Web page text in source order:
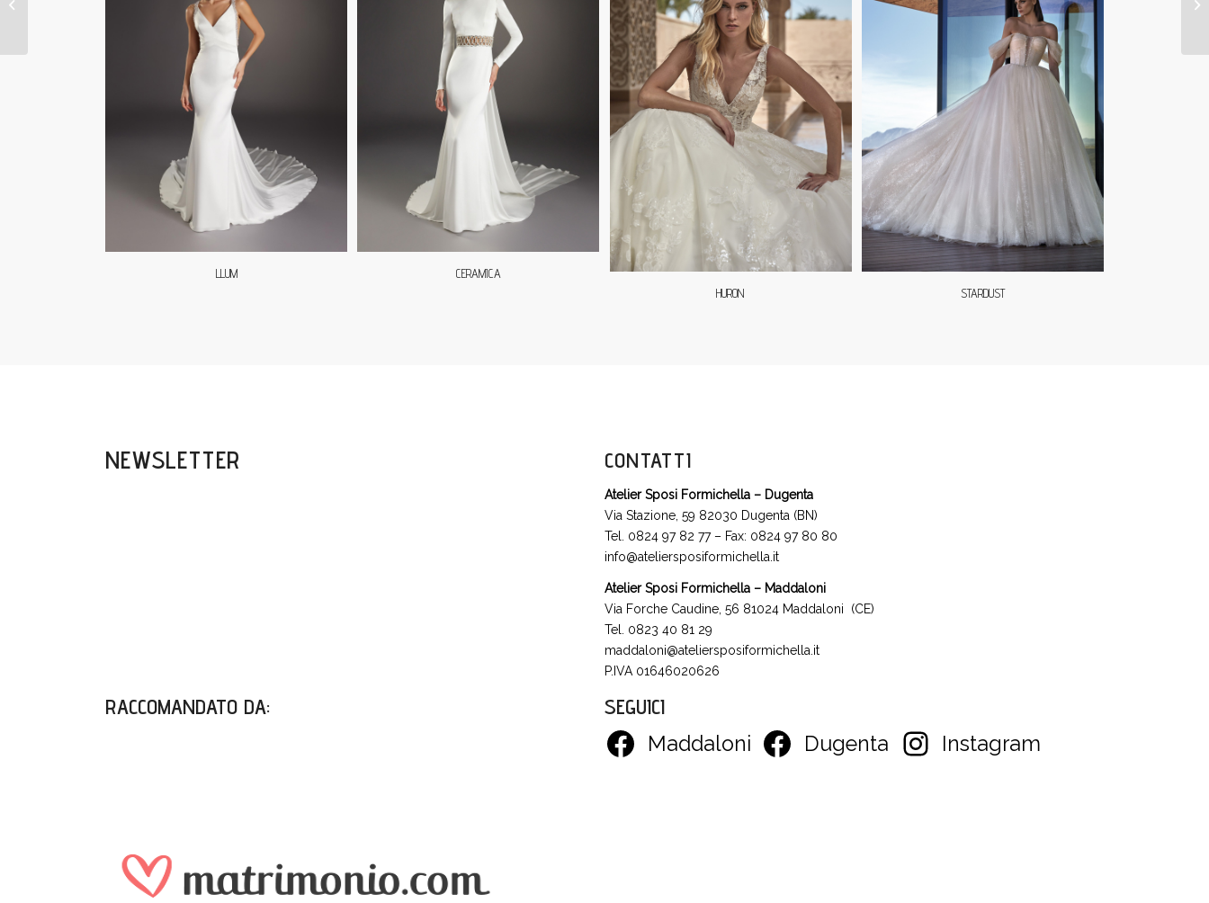
LLUM
CERAMICA
HURON
STARDUST
NEWSLETTER CONTATTI
Atelier Sposi Formichella – Dugenta
Via Stazione, 59 82030 Dugenta (BN)
Tel. 0824 97 82 77 – Fax: 0824 97 80 80
info@ateliersposiformichella.it
Atelier Sposi Formichella – Maddaloni
Via Forche Caudine, 56 81024 Maddaloni (CE)
Tel. 0823 40 81 29
maddaloni@ateliersposiformichella.it
P.IVA 01646020626
RACCOMANDATO DA: SEGUICI
Maddaloni Dugenta Instagram